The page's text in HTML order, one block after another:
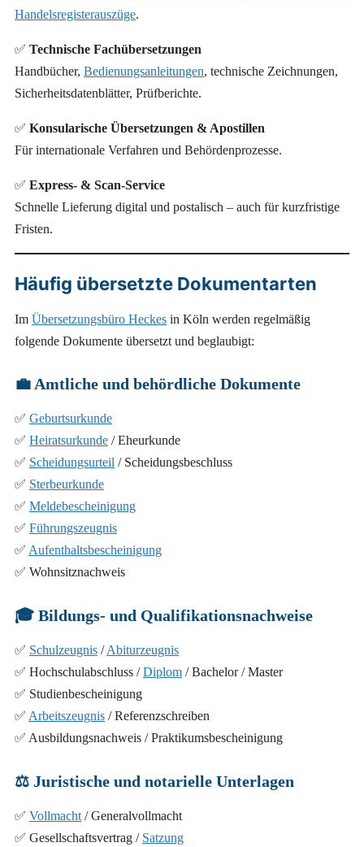
Handelsregisterauszüge.
✅ Technische Fachübersetzungen
Handbücher, Bedienungsanleitungen, technische Zeichnungen,
Sicherheitsdatenblätter, Prüfberichte.
✅ Konsularische Übersetzungen & Apostillen
Für internationale Verfahren und Behördenprozesse.
✅ Express- & Scan-Service
Schnelle Lieferung digital und postalisch – auch für kurzfristige
Fristen.
Häufig übersetzte Dokumentarten
Im Übersetzungsbüro Heckes in Köln werden regelmäßig
folgende Dokumente übersetzt und beglaubigt:
💼Amtliche und behördliche Dokumente
✅ Geburtsurkunde
✅ Heiratsurkunde / Eheurkunde
✅ Scheidungsurteil / Scheidungsbeschluss
✅ Sterbeurkunde
✅ Meldebescheinigung
✅ Führungszeugnis
✅ Aufenthaltsbescheinigung
✅ Wohnsitznachweis
🎓 Bildungs- und Qualifikationsnachweise
✅ Schulzeugnis /Abiturzeugnis
✅ Hochschulabschluss /Diplom / Bachelor / Master
✅ Studienbescheinigung
✅ Arbeitszeugnis / Referenzschreiben
✅ Ausbildungsnachweis / Praktikumsbescheinigung
⚖️ Juristische und notarielle Unterlagen
✅ Vollmacht / Generalvollmacht
✅ Gesellschaftsvertrag / Satzung